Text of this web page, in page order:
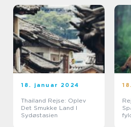
18. januar 2024
Thailand Rejse: Oplev
Det Smukke Land I
Sydøstasien